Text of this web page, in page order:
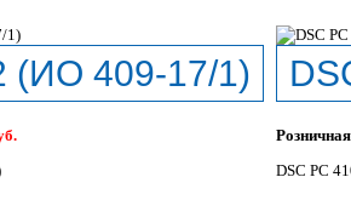
(ИО 409-17/1)
DSC PC